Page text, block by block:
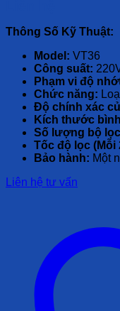
Thông Số Kỹ Thuật:
Model: VT36
Công suất:
Phạm vi độ
Chức năng:
Độ chính xác
Kích thước
Số lượng bộ
Tốc độ lọc (Mỗi
Bảo hành: Một
Liên hệ tư vấn